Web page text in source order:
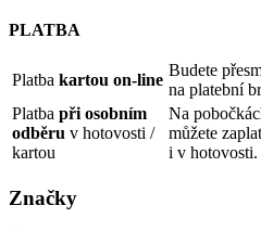
PLATBA
Platba kartou on-line
Budete
na platební
Platba při osobním
odběru v hotovosti /
kartou
Na
můžete
i v hotovosti.
Značky